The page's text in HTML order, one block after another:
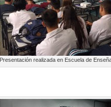
Presentación realizada en Escuela de